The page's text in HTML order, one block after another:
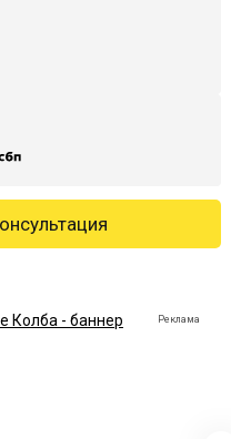
Реклама